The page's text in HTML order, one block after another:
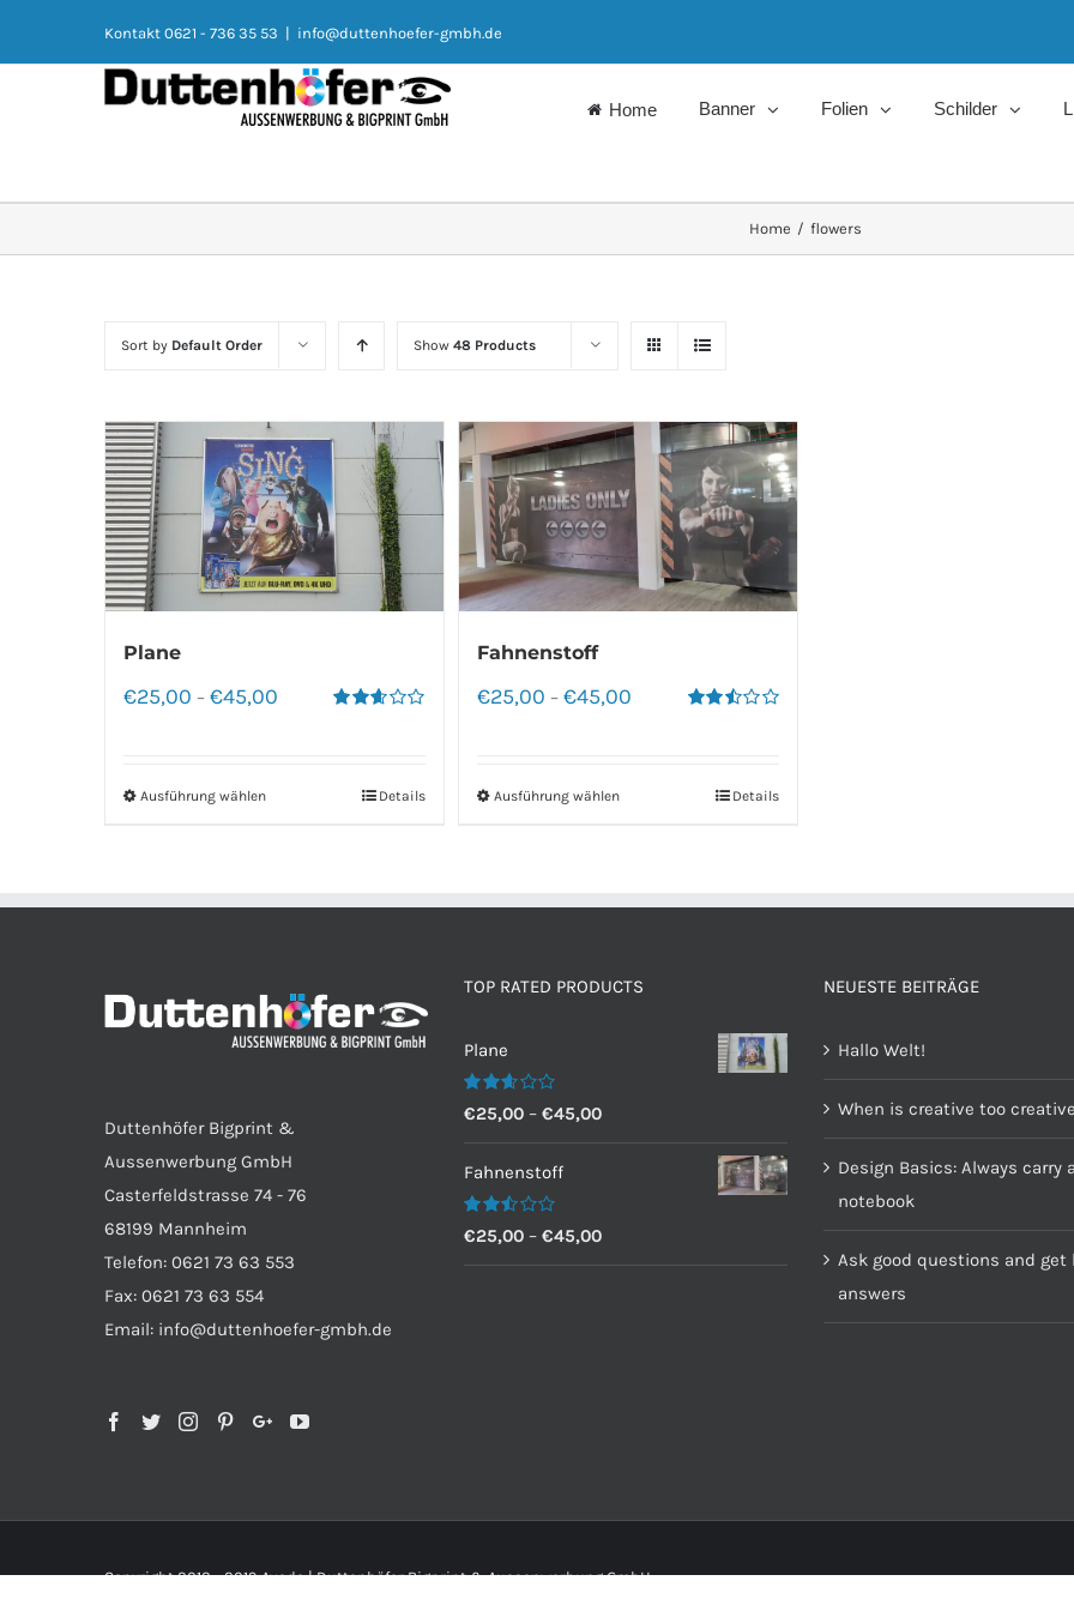
Kontakt 0621 - 736 35 53 | info@duttenhoefer-gmbh.de
Home Banner Folien Schilder
Home / flowers
Sort by Default Order Show 48 Products
Plane
€25,00 – €45,00
Ausführung wählen Details
Fahnenstoff
€25,00 –€45,00
Ausführung wählen Details
Duttenhöfer Bigprint &
Aussenwerbung GmbH
Casterfeldstrasse 74 - 76
68199 Mannheim
Telefon: 0621 73 63 553
Fax: 0621 73 63 554
Email: info@duttenhoefer-gmbh.de
TOP RATED PRODUCTS
Plane
Bewertet
2.60
von 5
€25,00 – €45,00
Fahnenstoff
Bewertet
2.50
€25,00 – €45,00
NEUESTE BEITRÄGE
Hallo Welt!
When is creative too
Design Basics: Always carry a
notebook
Ask good questions and get
answers
Copyright 2012 - 2019 Avada | Duttenhöfer Bigprint & Aussenwerbung GmbH